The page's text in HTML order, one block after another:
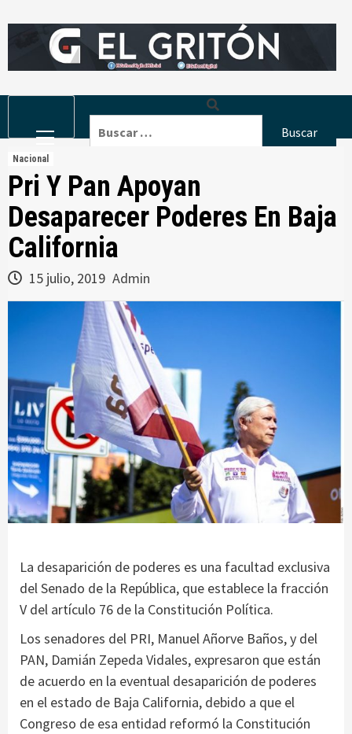
to
Menu
Nacional
Pri Y Pan Apoyan
Desaparecer Poderes En Baja
California
15 julio, 2019 Admin
La desaparición de poderes es una facultad exclusiva
del Senado de la República, que establece la fracción
V del artículo 76 de la Constitución Política.
Los senadores del PRI, Manuel Añorve Baños, y del
PAN, Damián Zepeda Vidales, expresaron que están
de acuerdo en la eventual desaparición de poderes
en el estado de Baja California, debido a que el
Congreso de esa entidad reformó la Constitución